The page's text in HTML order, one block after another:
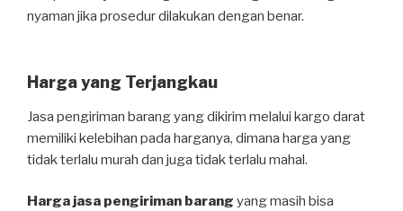
nyaman jika prosedur dilakukan dengan benar.
Harga yang Terjangkau
Jasa pengiriman barang yang dikirim melalui kargo darat
memiliki kelebihan pada harganya, dimana harga yang
tidak terlalu murah dan juga tidak terlalu mahal.
Harga jasa pengiriman barang yang masih bisa